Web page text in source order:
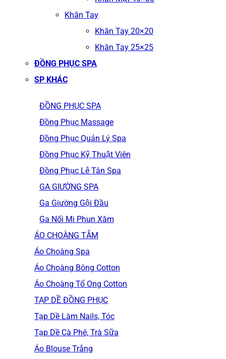
Khăn Tay
Khăn Tay 20×20
Khăn Tay 25×25
ĐỒNG PHỤC SPA
SP KHÁC
ĐỒNG PHỤC SPA
Đồng Phục Massage
Đồng Phục Quản Lý Spa
Đồng Phục Kỹ Thuật Viên
Đồng Phục Lễ Tân Spa
GA GIƯỜNG SPA
Ga Giường Gội Đầu
Ga Nối Mi Phun Xăm
ÁO CHOÀNG TẮM
Áo Choàng Spa
Áo Choàng Bông Cotton
Áo Choàng Tổ Ong Cotton
TẠP DỀ ĐỒNG PHỤC
Tạp Dề Làm Nails, Tóc
Tạp Dề Cà Phê, Trà Sữa
Áo Blouse Trắng